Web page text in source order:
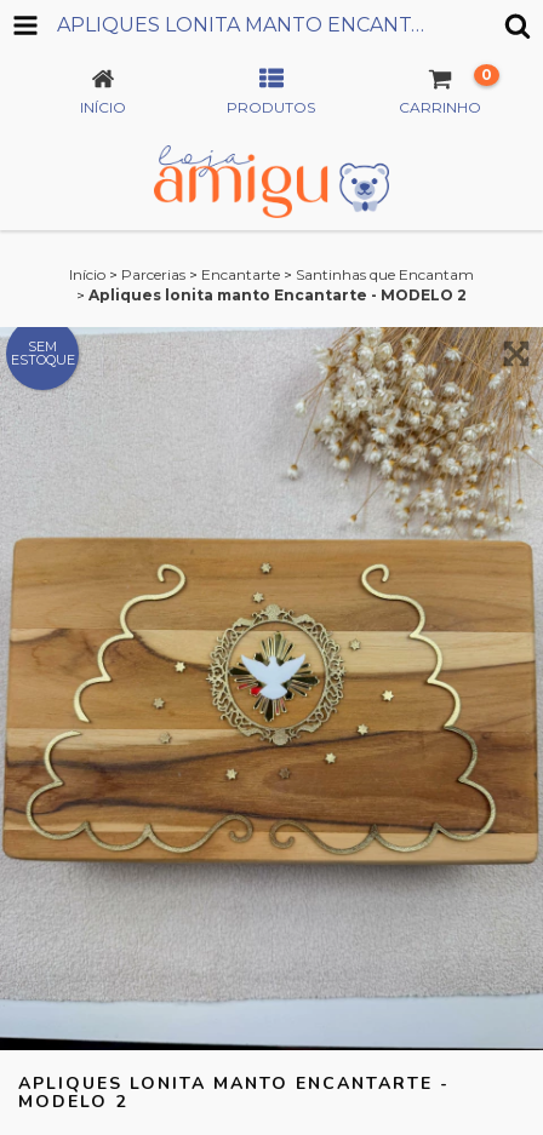
APLIQUES LONITA MANTO ENCANTARTE - MODELO 2
INÍCIO PRODUTOS CARRINHO
0
Início > Parcerias > Encantarte > Santinhas que Encantam
> Apliques lonita manto Encantarte - MODELO 2
SEM
ESTOQUE
APLIQUES LONITA MANTO ENCANTARTE -
MODELO 2